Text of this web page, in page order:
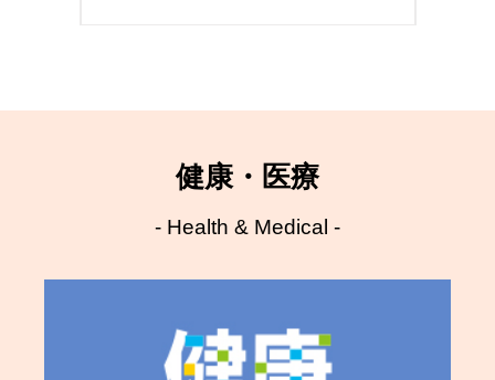
健康・医療
- Health & Medical -